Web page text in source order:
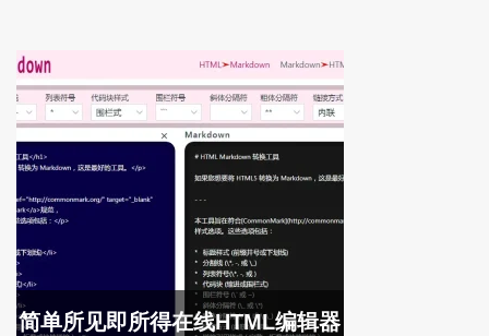
简单所见即所得在线HTML编辑器